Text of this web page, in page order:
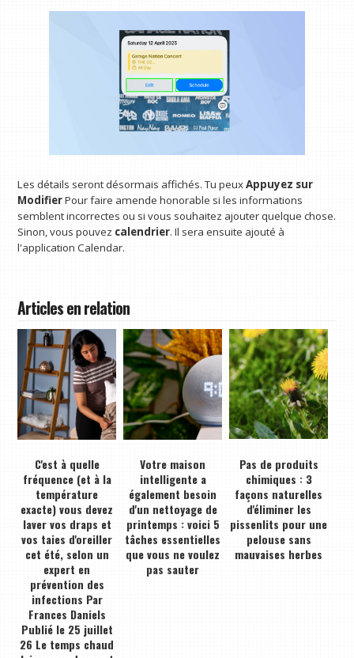
Les détails seront désormais affichés. Tu peuxAppuyez sur
ModifierPour faire amende honorable si les informations
semblent incorrectes ou si vous souhaitez ajouter quelque chose.
Sinon, vous pouvez calendrier. Il sera ensuite ajouté à
l'application Calendar.
Articles en relation
C'est à quelle
fréquence (et à la
température
exacte) vous devez
laver vos draps et
vos taies d'oreiller
cet été, selon un
expert en
prévention des
infections Par
Frances Daniels
Publié le 25 juillet
26 Le temps chaud
Votre maison
intelligente a
également besoin
d'un nettoyage de
printemps : voici 5
tâches essentielles
que vous ne voulez
pas sauter
Pas de produits
chimiques : 3
façons naturelles
d'éliminer les
pissenlits pour une
pelouse sans
mauvaises herbes